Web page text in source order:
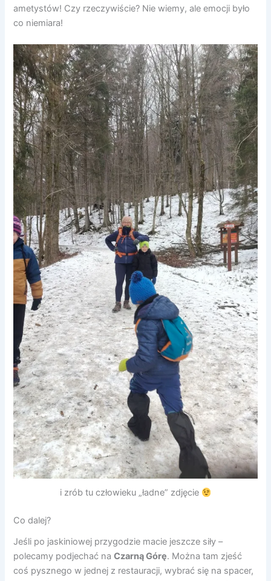
ametystów! Czy rzeczywiście? Nie wiemy, ale emocji było
co niemiara!
i zrób tu człowieku „ładne” zdjęcie
Co dalej?
Jeśli po jaskiniowej przygodzie macie jeszcze siły –
polecamy podjechać naCzarną Górę. Można tam zjeść
coś pysznego w jednej z restauracji, wybrać się na spacer,